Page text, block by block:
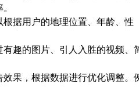
据用户的地理位置、年龄、性
趣的图片、引人入胜的视频、
果，根据数据进行优化调整。